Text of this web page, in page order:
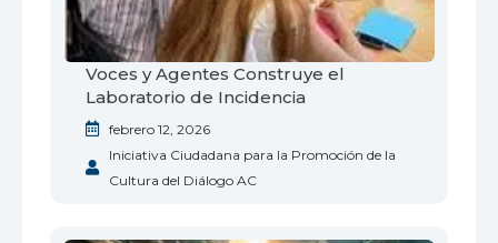
Voces y Agentes Construye el
Laboratorio de Incidencia
febrero 12, 2026
Iniciativa Ciudadana para la Promoción de la
Cultura del Diálogo AC